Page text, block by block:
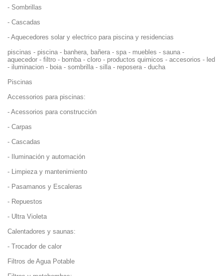
- Sombrillas
- Cascadas
- Aquecedores solar y electrico para piscina y residencias
piscinas - piscina - banhera, bañera - spa - muebles - sauna -
aquecedor - filtro - bomba - cloro - productos quimicos - accesorios - led
- iluminacion - boia - sombrilla - silla - reposera - ducha
Piscinas
Accessorios para piscinas:
- Acessorios para construcción
- Carpas
- Cascadas
- Iluminación y automación
- Limpieza y mantenimiento
- Pasamanos y Escaleras
- Repuestos
- Ultra Violeta
Calentadores y saunas:
- Trocador de calor
Filtros de Agua Potable